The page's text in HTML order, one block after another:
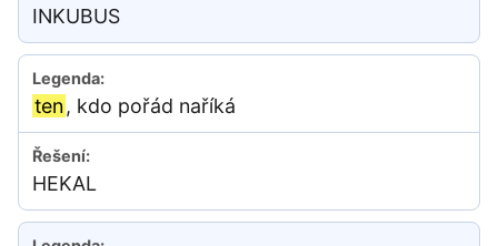
INKUBUS
ten, kdo pořád naříká
HEKAL